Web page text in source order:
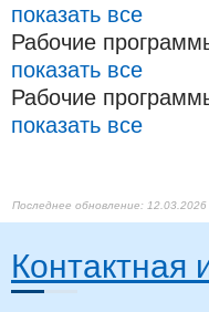
показать все
Рабочие
показать все
Рабочие
показать все